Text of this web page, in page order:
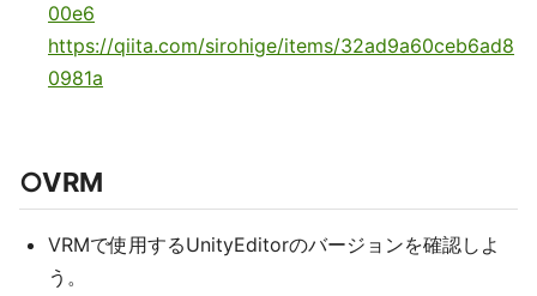
00e6
https://qiita.com/sirohige/items/32ad9a60ceb6ad8
0981a
○VRM
VRMで使用するUnityEditorのバージョンを確認しよ
う。